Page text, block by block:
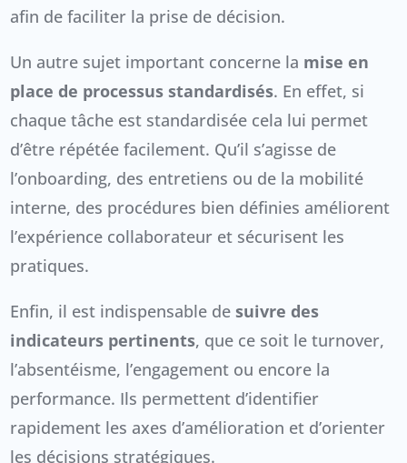
afin de faciliter la prise de décision.
Un autre sujet important concerne la mise en
place de processus standardisés. En effet, si
chaque tâche est standardisée cela lui permet
d’être répétée facilement. Qu’il s’agisse de
l’onboarding, des entretiens ou de la mobilité
interne, des procédures bien définies améliorent
l’expérience collaborateur et sécurisent les
pratiques.
Enfin, il est indispensable desuivre des
indicateurs pertinents, que ce soit le turnover,
l’absentéisme, l’engagement ou encore la
performance. Ils permettent d’identifier
rapidement les axes d’amélioration et d’orienter
les décisions stratégiques.